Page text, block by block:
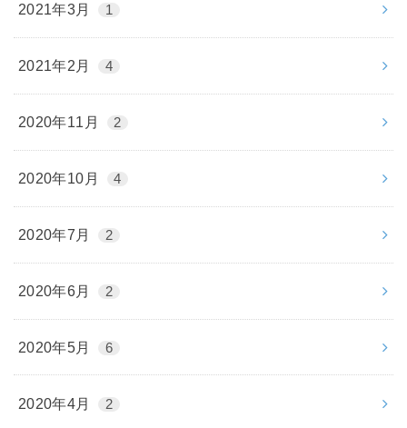
2021年3月 1
2021年2月 4
2020年11月 2
2020年10月 4
2020年7月 2
2020年6月 2
2020年5月 6
2020年4月 2